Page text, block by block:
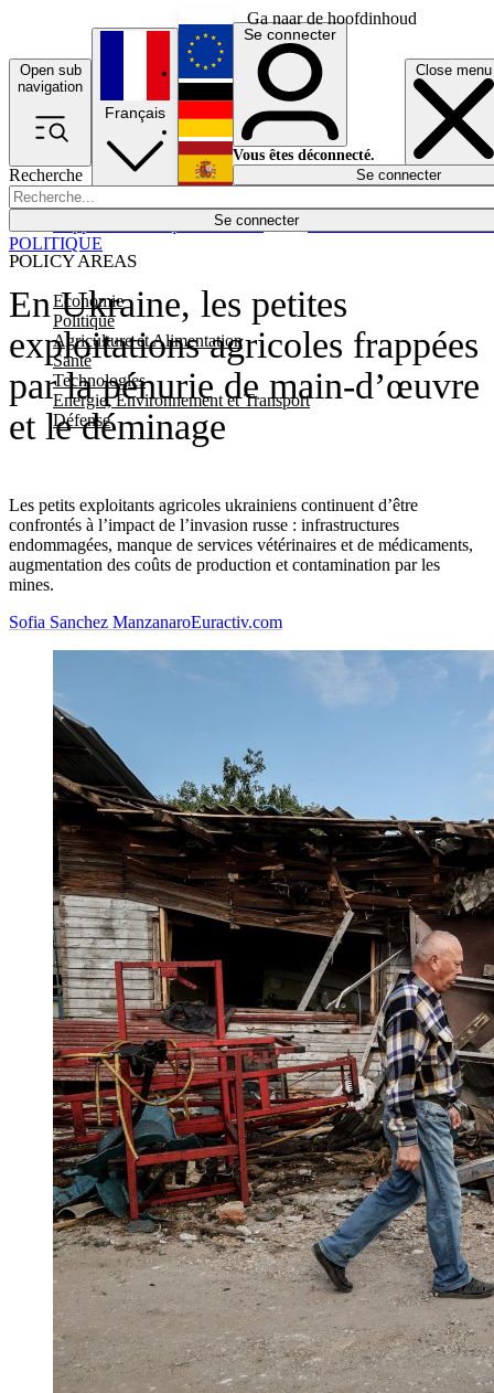
Ga naar de hoofdinhoud
Open sub
navigation
Close menu
Recherche
Se connecter
POLICY AREAS
Economie
Politique
Agriculture et Alimentation
Santé
Technologies
Energie, Environnement et Transport
Défense
Économie
Français
English
Deutsch
Español
Se connecter
Vous êtes déconnecté.
Se connecter
En Ukraine, les petites
exploitations agricoles frappées
par la pénurie de main-d’œuvre
et le déminage
Les petits exploitants agricoles ukrainiens continuent d’être
confrontés à l’impact de l’invasion russe : infrastructures
endommagées, manque de services vétérinaires et de médicaments,
augmentation des coûts de production et contamination par les
mines.
POLITIQUE
Sofia Sanchez ManzanaroEuractiv.com